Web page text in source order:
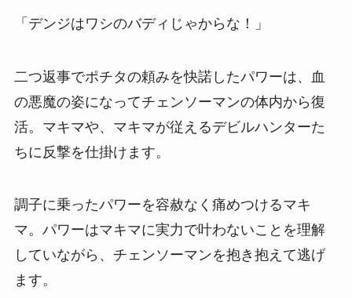
「デンジはワシのバディじゃからな！」
二つ返事でポチタの頼みを快諾したパワーは、血
の悪魔の姿になってチェンソーマンの体内から復
活。マキマや、マキマが従えるデビルハンターた
ちに反撃を仕掛けます。
調子に乗ったパワーを容赦なく痛めつけるマキ
マ。パワーはマキマに実力で叶わないことを理解
していながら、チェンソーマンを抱き抱えて逃げ
ます。